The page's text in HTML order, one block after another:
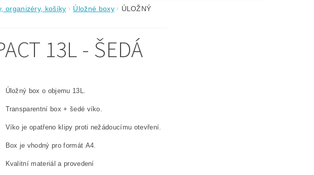
KONTAKTY NEJČASTĚJŠÍ DOTAZY
organizéry, košíky Úložné boxy
ÚLOŽNÝ
13L - ŠEDÁ
Úložný box o objemu 13L.
Transparentní box + šedé víko.
Víko je opatřeno klipy proti nežádoucímu otevření.
Box je vhodný pro formát A4.
Kvalitní materiál a provedení